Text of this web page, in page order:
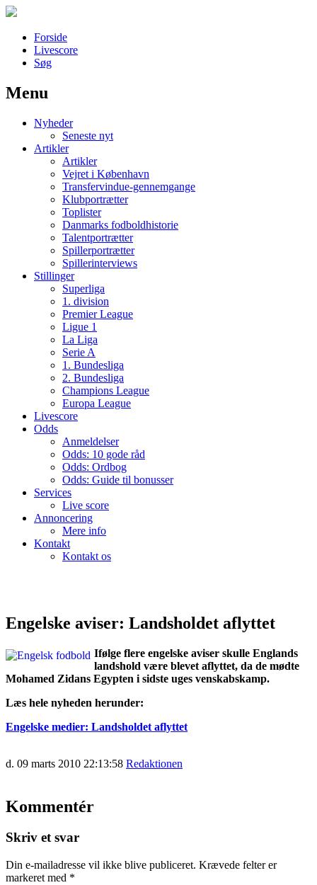
Forside
Livescore
Søg
Наши партнеры
лучшие займы
Menu
Nyheder
Seneste nyt
Artikler
Artikler
Vejret i København
Transfervindue-gennemgange
Klubportrætter
Toplister
Danmarks fodboldhistorie
Talentportrætter
Spillerportrætter
Spillerinterviews
Stillinger
Superliga
1. division
Premier League
Ligue 1
La Liga
Serie A
1. Bundesliga
2. Bundesliga
Champions League
Europa League
Livescore
Odds
Anmeldelser
Odds: 10 gode råd
Odds: Ordbog
Odds: Guide til bonusser
Services
Live score
Annoncering
Mere info
Kontakt
Kontakt os
Engelske aviser: Landsholdet aflyttet
Ifølge flere engelske aviser skulle Englands
landshold være blevet aflyttet, da de mødte
Mohamed Zidans Egypten i sidste uges venskabskamp.
Læs hele nyheden herunder:
Engelske medier: Landsholdet aflyttet
d. 09 marts 2010 22:13:58 Redaktionen
Kommentér
Skriv et svar
Din e-mailadresse vil ikke blive publiceret. Krævede felter er
markeret med *